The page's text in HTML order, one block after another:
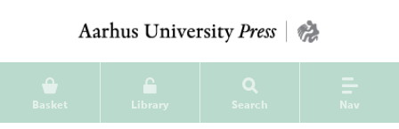
Basket Library Search Nav